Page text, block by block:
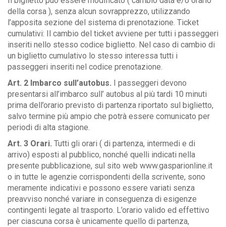
della corsa ), senza alcun sovrapprezzo, utilizzando
l’apposita sezione del sistema di prenotazione. Ticket
cumulativi: Il cambio del ticket avviene per tutti i passeggeri
inseriti nello stesso codice biglietto. Nel caso di cambio di
un biglietto cumulativo lo stesso interessa tutti i
passeggeri inseriti nel codice prenotazione.
Art. 2 Imbarco sull’autobus. I passeggeri devono
presentarsi all’imbarco sull’ autobus al più tardi 10 minuti
prima dell’orario previsto di partenza riportato sul biglietto,
salvo termine più ampio che potrà essere comunicato per
periodi di alta stagione.
Art. 3 Orari. Tutti gli orari ( di partenza, intermedi e di
arrivo) esposti al pubblico, nonché quelli indicati nella
presente pubblicazione, sul sito web www.gasparionline.it
o in tutte le agenzie corrispondenti della scrivente, sono
meramente indicativi e possono essere variati senza
preavviso nonché variare in conseguenza di esigenze
contingenti legate al trasporto. L’orario valido ed effettivo
per ciascuna corsa è unicamente quello di partenza,